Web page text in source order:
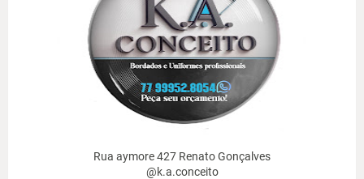
Rua aymore 427 Renato Gonçalves
@k.a.conceito